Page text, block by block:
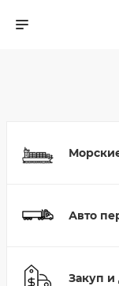
Авто
Закуп и